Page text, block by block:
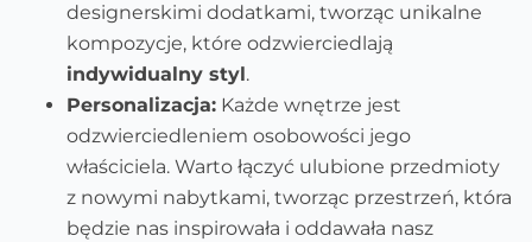
designerskimi dodatkami, tworząc unikalne
kompozycje, które odzwierciedlają
indywidualny styl .
Personalizacja: Każde wnętrze jest
odzwierciedleniem osobowości jego
właściciela. Warto łączyć ulubione przedmioty
z nowymi nabytkami, tworząc przestrzeń, która
będzie nas inspirowała i oddawała nasz